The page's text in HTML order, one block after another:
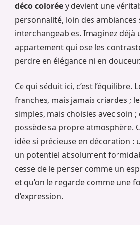
déco coloréey devient une
personnalité, loin des ambiances
interchangeables. Imaginez déjà
appartement qui ose les
perdre en élégance ni en douceur.
Ce qui séduit ici, c’est l’équilibre.
franches, mais jamais criardes ;
simples, mais choisies avec soin
possède sa propre atmosphère.
idée si précieuse en décoration :
un potentiel absolument
cesse de le penser comme un
et qu’on le regarde comme une
d’expression.